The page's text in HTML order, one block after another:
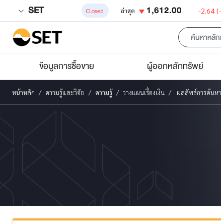
SET Closed ล่าสุด 1,612.00 -2.64
ข้อมูลการซื้อขาย ผู้ออกหลักทรัพย์
หน้าหลัก ความรู้และวิจัย ความรู้ วางแผนเรื่องเงิน ผลลัพธ์การค้นหา